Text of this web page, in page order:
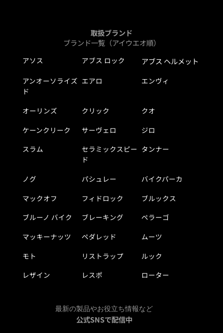
取扱ブランド
ブランド一覧（アイウエオ順）
アソス アブス ロック アブス ヘルメット
アンオーソライズ
ド
エアロ エンヴィ
オーリンズ クリック
クオ
ケーンクリーク
サーヴェロ
ジロ
スラム
セラミックスピー
ド
タンナー
ノグ パシュレー
バイクパーカ
マックオフ
フィドロック
ブルックス
ブルーノ バイク
ブレーキング
ペラーゴ
マッキーナッツ
ペダレッド
ムーツ
モト
リストラップ
ルック
レザイン
レスポ ローター
最新の製品やお役立ち情報など
公式SNSで配信中